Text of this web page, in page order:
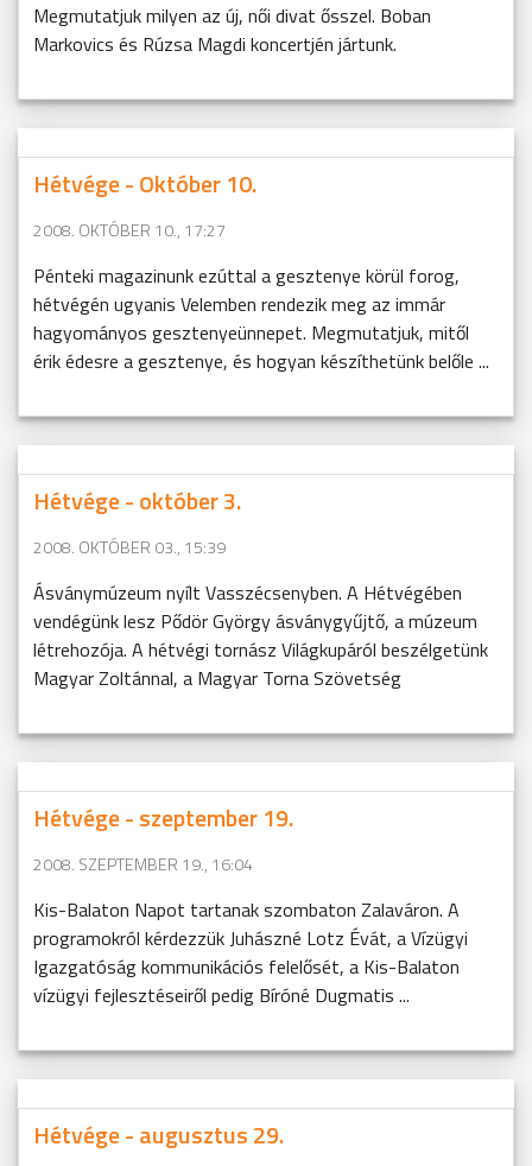
Megmutatjuk milyen az új, női divat ősszel. Boban
Markovics és Rúzsa Magdi koncertjén jártunk.
Hétvége - Október 10.
2008. OKTÓBER 10., 17:27
Pénteki magazinunk ezúttal a gesztenye körül forog,
hétvégén ugyanis Velemben rendezik meg az immár
hagyományos gesztenyeünnepet. Megmutatjuk, mitől
érik édesre a gesztenye, és hogyan készíthetünk belőle ...
Hétvége - október 3.
2008. OKTÓBER 03., 15:39
Ásványmúzeum nyílt Vasszécsenyben. A Hétvégében
vendégünk lesz Pődör György ásványgyűjtő, a múzeum
létrehozója. A hétvégi tornász Világkupáról beszélgetünk
Magyar Zoltánnal, a Magyar Torna Szövetség
Hétvége - szeptember 19.
2008. SZEPTEMBER 19., 16:04
Kis-Balaton Napot tartanak szombaton Zalaváron. A
programokról kérdezzük Juhászné Lotz Évát, a Vízügyi
Igazgatóság kommunikációs felelősét, a Kis-Balaton
vízügyi fejlesztéseiről pedig Bíróné Dugmatis ...
Hétvége - augusztus 29.